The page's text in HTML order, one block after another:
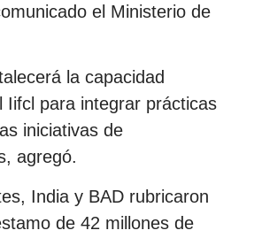
el Ministerio de
la capacidad
Iifcl para integrar prácticas
iniciativas de
agregó.
India y BAD rubricaron
de 42 millones de